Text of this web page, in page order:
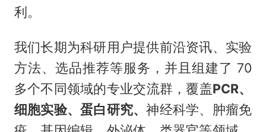
利。
我们长期为科研用户提供前沿资讯、实验
方法、选品推荐等服务，并且组建了 70
多个不同领域的专业交流群，覆盖PCR、
细胞实验、蛋白研究、神经科学、肿瘤免